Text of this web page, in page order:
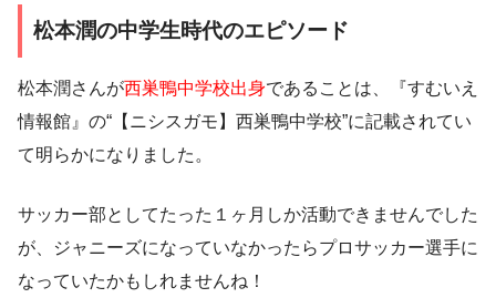
松本潤の中学生時代のエピソード
松本潤さんが西巣鴨中学校出身であることは、『すむいえ
情報館』の“【ニシスガモ】西巣鴨中学校”に記載されてい
て明らかになりました。
サッカー部としてたった１ヶ月しか活動できませんでした
が、ジャニーズになっていなかったらプロサッカー選手に
なっていたかもしれませんね！